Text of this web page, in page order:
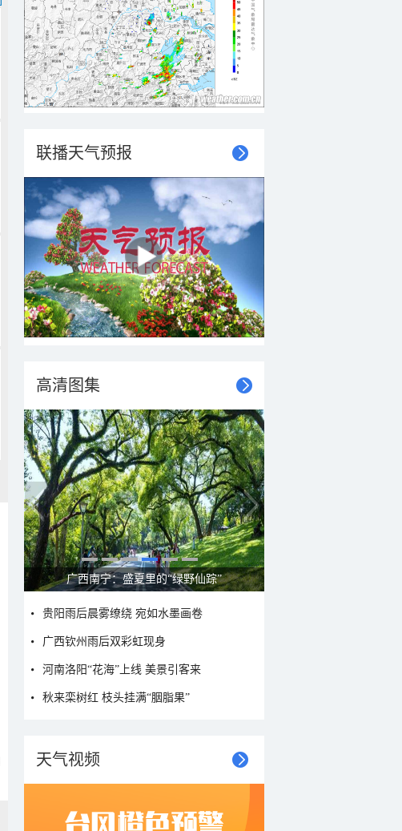
联播天气预报
高清图集
呼伦贝尔草原 藏着最治愈的蓝天白云
贵阳雨后晨雾缭绕 宛如水墨画卷
广西钦州雨后双彩虹现身
河南洛阳“花海”上线 美景引客来
秋来栾树红 枝头挂满“胭脂果”
天气视频